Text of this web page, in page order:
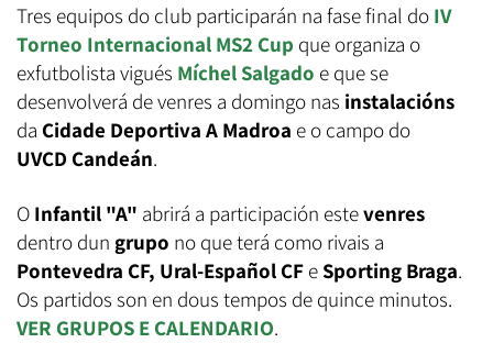
Tres equipos do club participarán na fase final do IV
Torneo Internacional MS2 Cup que organiza o
exfutbolista vigués Míchel Salgado e que se
desenvolverá de venres a domingo nas instalacións
da Cidade Deportiva A Madroa e o campo do
UVCD Candeán.
O Infantil "A" abrirá a participación estevenres
dentro dun grupo no que terá como rivais a
Pontevedra CF, Ural-Español CF eSporting Braga.
Os partidos son en dous tempos de quince minutos.
VER GRUPOS E CALENDARIO.